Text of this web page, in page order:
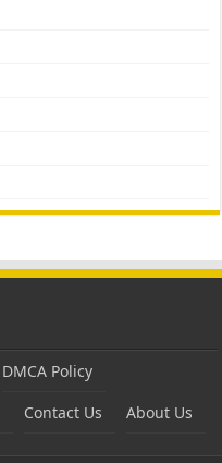
DMCA Policy
Contact Us About Us